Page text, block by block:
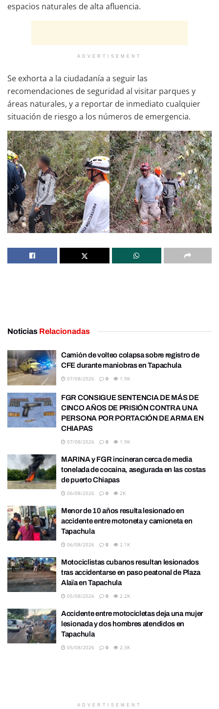
espacios naturales de alta afluencia.
ADVERTISEMENT
Se exhorta a la ciudadanía a seguir las
recomendaciones de seguridad al visitar parques y
áreas naturales, y a reportar de inmediato cualquier
situación de riesgo a los números de emergencia.
Noticias Relacionadas
Camión de volteo colapsa sobre registro de
CFE durante maniobras en Tapachula
07/08/2026 0 1.9K
FGR CONSIGUE SENTENCIA DE MÁS DE
CINCO AÑOS DE PRISIÓN CONTRA UNA
PERSONA POR PORTACIÓN DE ARMA EN
CHIAPAS
07/08/2026 0 1.9K
MARINA y FGR incineran cerca de media
tonelada de cocaína, asegurada en las costas
de puerto Chiapas
06/08/2026 0 2K
Menor de 10 años resulta lesionado en
accidente entre motoneta y camioneta en
Tapachula
06/08/2026 0 2.1K
Motociclistas cubanos resultan lesionados
tras accidentarse en paso peatonal de Plaza
Alaïa en Tapachula
05/08/2026 0 2.2K
Accidente entre motocicletas deja una mujer
lesionada y dos hombres atendidos en
Tapachula
05/08/2026 0 2.3K
ADVERTISEMENT